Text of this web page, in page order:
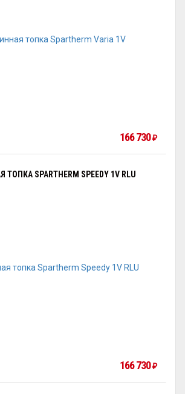
166 730 ₽
SPARTHERM SPEEDY 1V RLU
166 730 ₽